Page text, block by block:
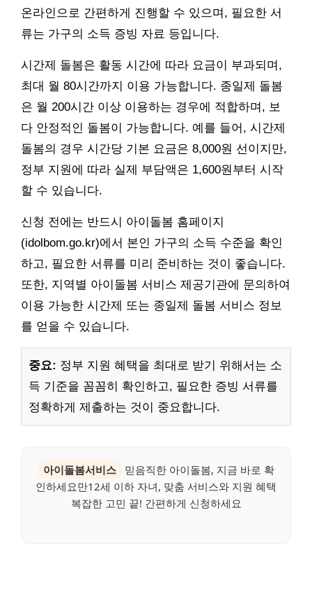
온라인으로 간편하게 진행할 수 있으며, 필요한 서
류는 가구의 소득 증빙 자료 등입니다.
시간제 돌봄은 활동 시간에 따라 요금이 부과되며,
최대 월 80시간까지 이용 가능합니다. 종일제 돌봄
은 월 200시간 이상 이용하는 경우에 적합하며, 보
다 안정적인 돌봄이 가능합니다. 예를 들어, 시간제
돌봄의 경우 시간당 기본 요금은 8,000원 선이지만,
정부 지원에 따라 실제 부담액은 1,600원부터 시작
할 수 있습니다.
신청 전에는 반드시 아이돌봄 홈페이지
(idolbom.go.kr)에서 본인 가구의 소득 수준을 확인
하고, 필요한 서류를 미리 준비하는 것이 좋습니다.
또한, 지역별 아이돌봄 서비스 제공기관에 문의하여
이용 가능한 시간제 또는 종일제 돌봄 서비스 정보
를 얻을 수 있습니다.
중요: 정부 지원 혜택을 최대로 받기 위해서는 소
득 기준을 꼼꼼히 확인하고, 필요한 증빙 서류를
정확하게 제출하는 것이 중요합니다.
아이돌봄서비스
믿음직한 아이돌봄, 지금 바로 확
인하세요만12세 이하 자녀, 맞춤 서비스와 지원 혜택
복잡한 고민 끝! 간편하게 신청하세요